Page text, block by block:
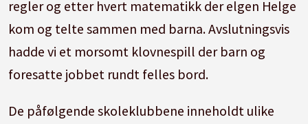
regler og etter hvert matematikk der elgen Helge
kom og telte sammen med barna. Avslutningsvis
hadde vi et morsomt klovnespill der barn og
foresatte jobbet rundt felles bord.
De påfølgende skoleklubbene inneholdt ulike